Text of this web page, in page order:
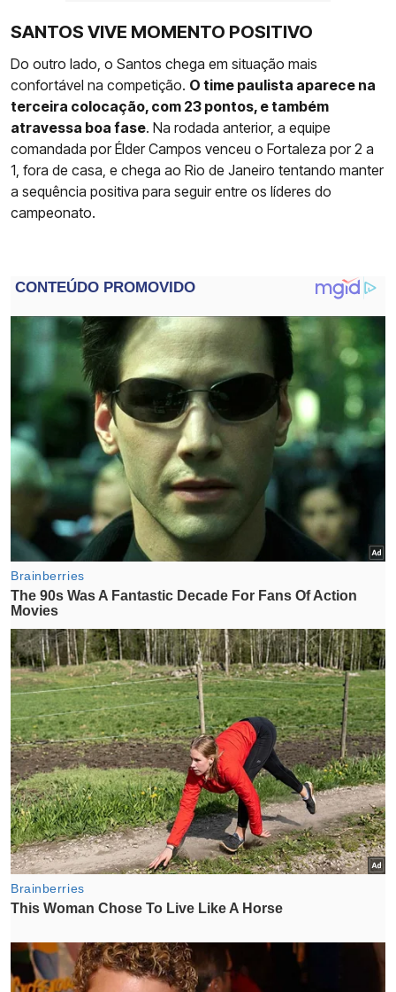
SANTOS VIVE MOMENTO POSITIVO
Do outro lado, o Santos chega em situação mais
confortável na competição. O time paulista aparece na
terceira colocação, com 23 pontos, e também
atravessa boa fase. Na rodada anterior, a equipe
comandada por Élder Campos venceu o Fortaleza por 2 a
1, fora de casa, e chega ao Rio de Janeiro tentando manter
a sequência positiva para seguir entre os líderes do
campeonato.